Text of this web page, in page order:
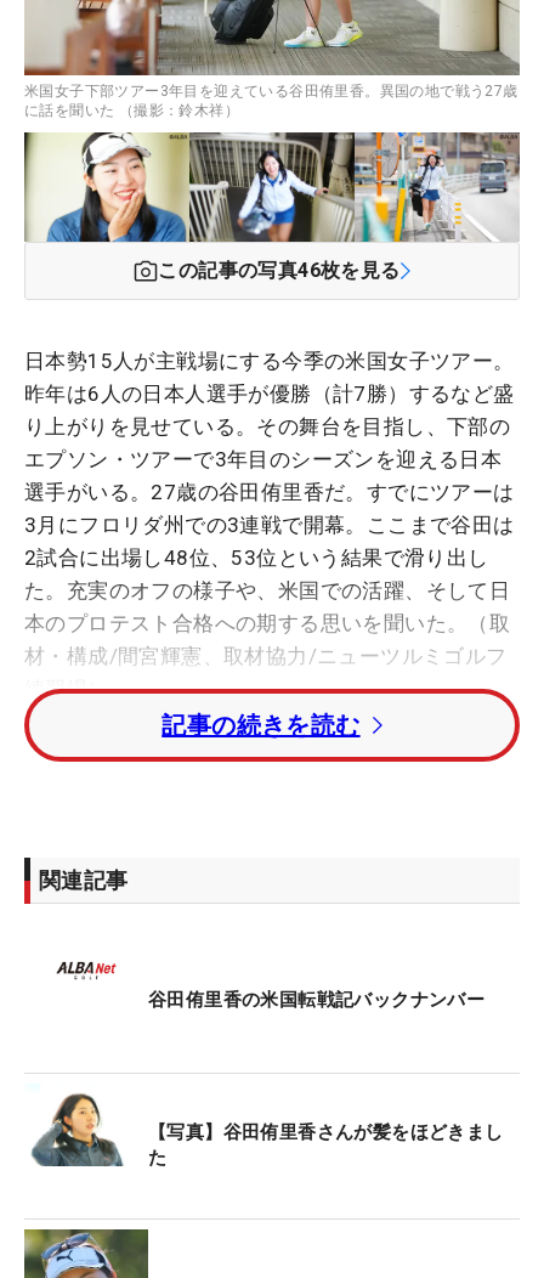
米国女子下部ツアー3年目を迎えている谷田侑里香。異国の地で戦う27歳
に話を聞いた （撮影：鈴木祥）
この記事の写真46枚を見る
日本勢15人が主戦場にする今季の米国女子ツアー。
昨年は6人の日本人選手が優勝（計7勝）するなど盛
り上がりを見せている。その舞台を目指し、下部の
エプソン・ツアーで3年目のシーズンを迎える日本
選手がいる。27歳の谷田侑里香だ。すでにツアーは
3月にフロリダ州での3連戦で開幕。ここまで谷田は
2試合に出場し48位、53位という結果で滑り出し
た。充実のオフの様子や、米国での活躍、そして日
本のプロテスト合格への期する思いを聞いた。（取
材・構成/間宮輝憲、取材協力/ニューツルミゴルフ
練習場）
■クラブの見直しなど万全の状態
―今季開幕に向けて取り組んできたこと
た。例えばクラブセッティングや、トレーニング、
そしてスイングも少し修正をして。また新たな自分
く使うための動きを目指して、フォロースルーな
ど、全体的に少しずつ変えました。（拠点にする）
ニューツルミゴルフ練習場のアプローチ、パター練
ました。（開幕前時点で）70～80％ぐらいまではき
ています」
記事の続きを読む
関連記事
谷田侑里香の米国転戦記バックナンバー
【写真】谷田侑里香さんが髪をほどきまし
た